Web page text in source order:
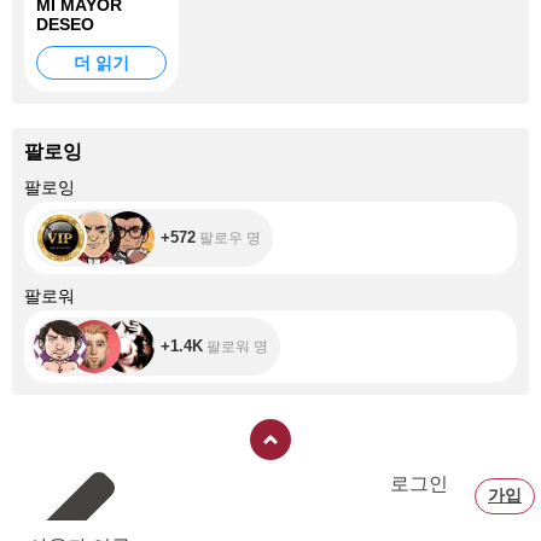
MI MAYOR
DESEO
더 읽기
팔로잉
팔로잉
+572 팔로우 명
팔로워
+1.4K 팔로워 명
로그인
가입